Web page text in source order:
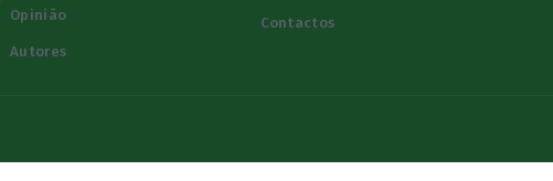
Opinião
Autores
Contactos